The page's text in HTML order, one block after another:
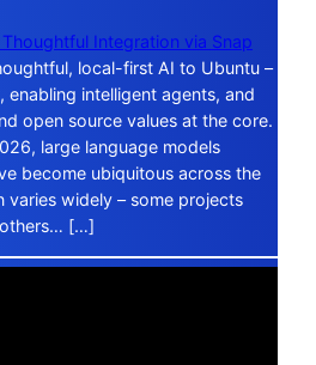
Integration via Snap
local-first AI to Ubuntu –
enabling intelligent agents, and
open source values at the core.
large language models
become ubiquitous across the
widely – some projects
others… […]